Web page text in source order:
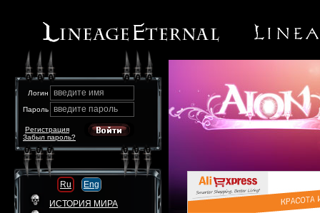
Логин введите имя
Пароль введите пароль
Забыл пароль?
Регистрация
Ru
Eng
ИСТОРИЯ МИРА